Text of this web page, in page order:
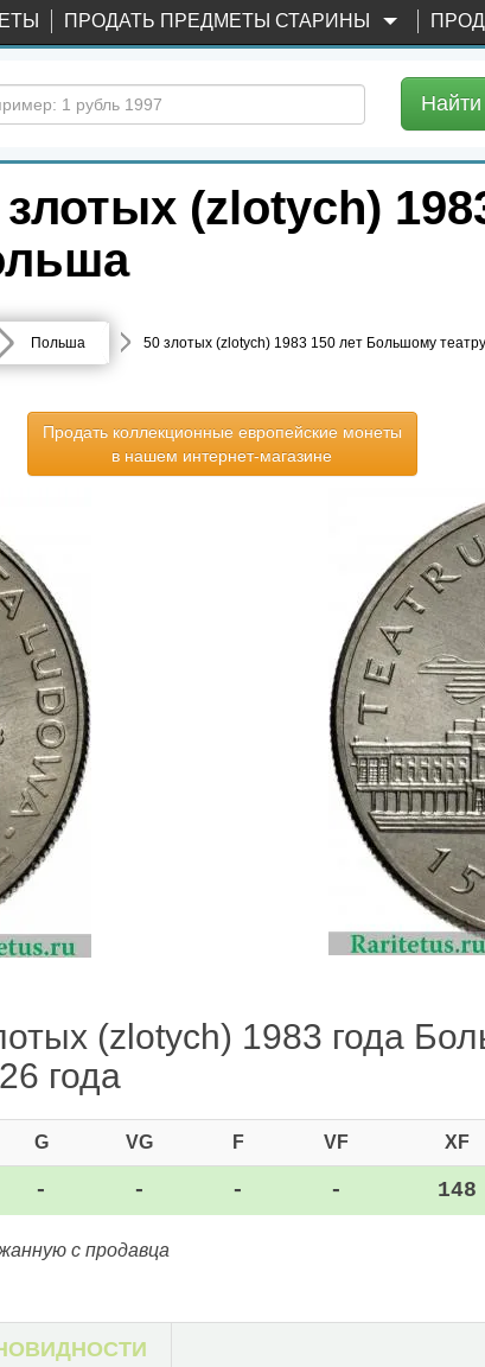
ПРОДАТЬ ПРЕДМЕТЫ СТАРИНЫ
Найти
(zlotych)
Польша 50 злотых (zlotych) 1983 150 лет Большому театру
Продать коллекционные европейские монеты
в нашем интернет-магазине
(zlotych) 1983 года
года
G VG F VF XF
- - - - 148
с продавца